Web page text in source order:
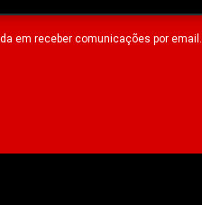
em receber comunicações por email.